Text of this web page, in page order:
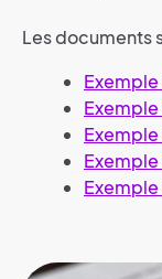
Les documents
Exemple
Exemple
Exemple